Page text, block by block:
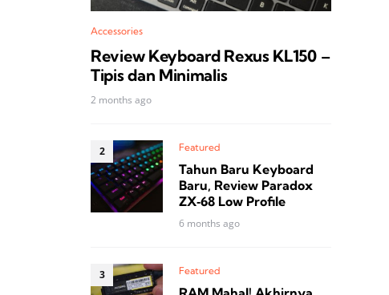
Accessories
Review Keyboard Rexus KL150 –
Tipis dan Minimalis
2 months ago
Featured
Tahun Baru Keyboard
Baru, Review Paradox
ZX‑68 Low Profile
6 months ago
Featured